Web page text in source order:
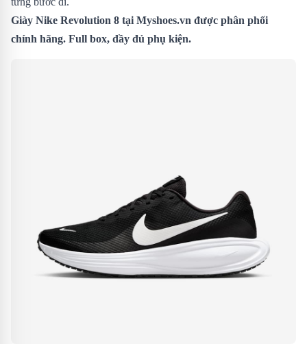
Giày Nike Revolution 8 tại Myshoes.vn được phân phối
chính hãng. Full box, đầy đủ phụ kiện.